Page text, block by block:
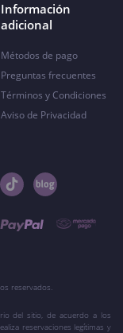
Información
adicional
Métodos de pago
Preguntas frecuentes
Términos y Condiciones
Aviso de Privacidad
reservados.
del sitio, de acuerdo a los
reservaciones legítimas y